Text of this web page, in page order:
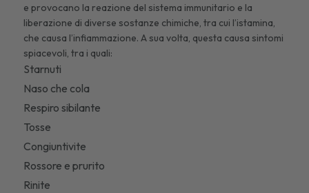
e provocano la reazione del sistema immunitario e la
liberazione di diverse sostanze chimiche, tra cui l’istamina,
che causa l’infiammazione. A sua volta, questa causa sintomi
spiacevoli, tra i quali:
Starnuti
Naso che cola
Respiro sibilante
Tosse
Congiuntivite
Rossore e prurito
Rinite